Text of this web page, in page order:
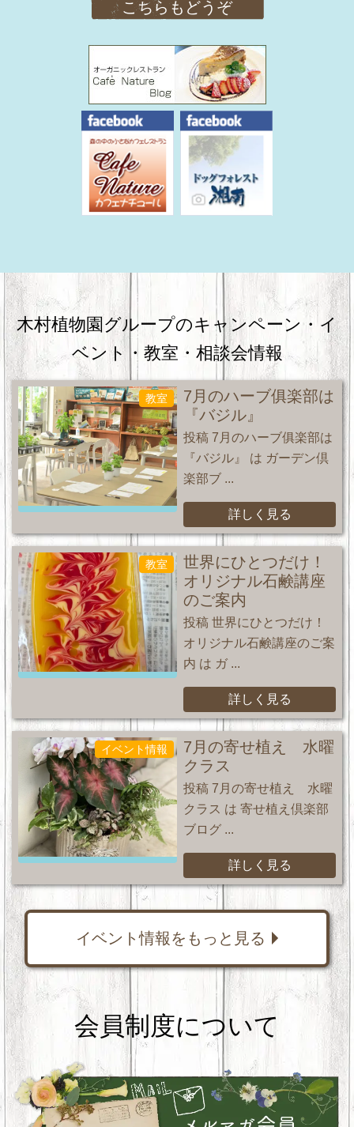
こちらもどうぞ
木村植物園グループのキャンペーン・ イ
ベント・教室・相談会情報
教室
7月のハーブ俱楽部は
『バジル』
投稿 7月のハーブ俱楽部は
『バジル』 は ガーデン倶
楽部ブ ...
詳しく見る
教室
世界にひとつだけ！
オリジナル石鹸講座
のご案内
投稿 世界にひとつだけ！
オリジナル石鹸講座のご案
内 は ガ ...
詳しく見る
イベント情報
7月の寄せ植え 水曜
クラス
投稿 7月の寄せ植え 水曜
クラス は 寄せ植え倶楽部
ブログ ...
詳しく見る
イベント情報をもっと見る
会員制度について